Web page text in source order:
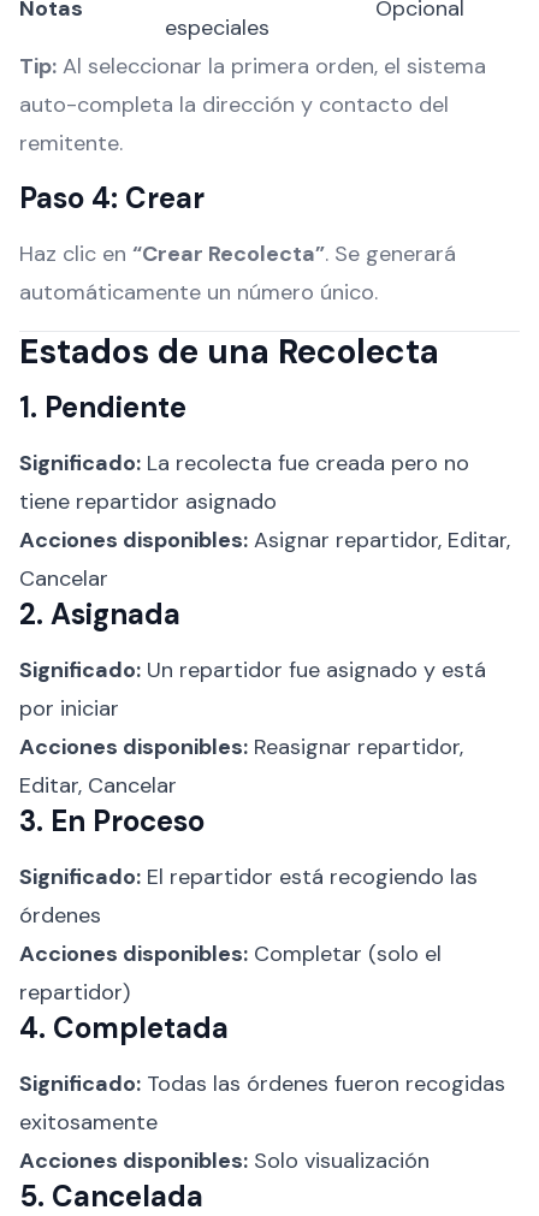
Notas
especiales
Opcional
Tip: Al seleccionar la primera orden, el sistema
auto-completa la dirección y contacto del
remitente.
Paso 4: Crear
Haz clic en “Crear Recolecta”. Se generará
automáticamente un número único.
Estados de una Recolecta
1. Pendiente
Significado: La recolecta fue creada pero no
tiene repartidor asignado
Acciones disponibles: Asignar repartidor, Editar,
Cancelar
2. Asignada
Significado: Un repartidor fue asignado y está
por iniciar
Acciones disponibles: Reasignar repartidor,
Editar, Cancelar
3. En Proceso
Significado: El repartidor está recogiendo las
órdenes
Acciones disponibles: Completar (solo el
repartidor)
4. Completada
Significado: Todas las órdenes fueron recogidas
exitosamente
Acciones disponibles: Solo visualización
5. Cancelada